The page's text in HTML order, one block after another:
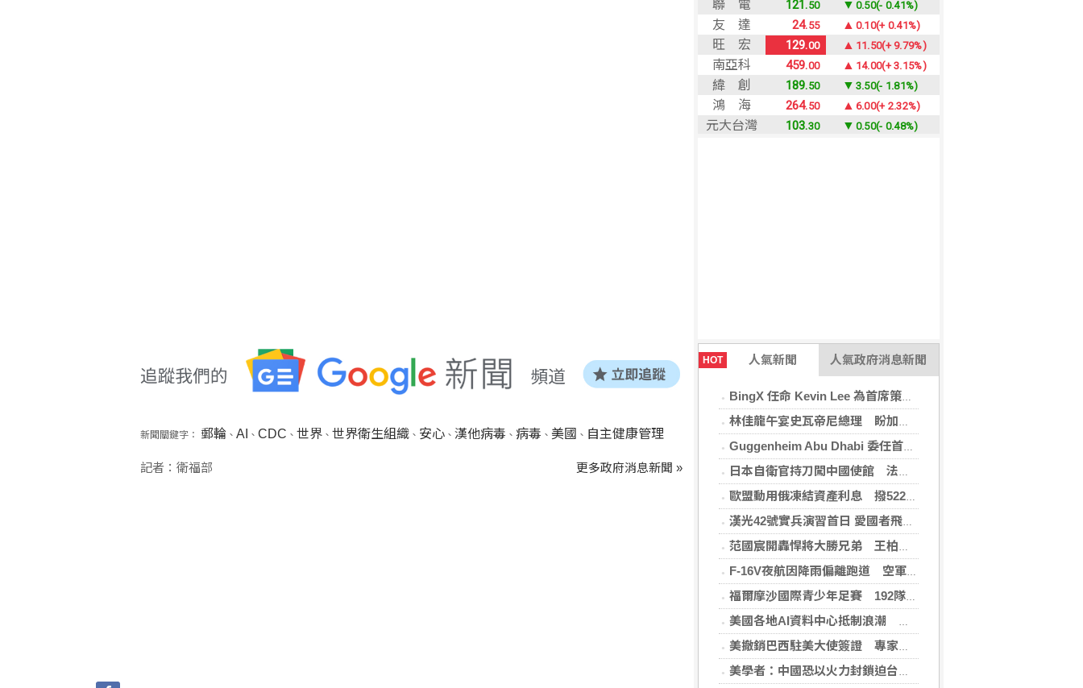
HOT 人氣新聞 人氣政府消息新聞
BingX 任命 Kevin Lee 為首席策略長，加速推進多資產、以用戶為核心的發展願景
林佳龍午宴史瓦帝尼總理 盼加強各領域雙邊合作
Guggenheim Abu Dhabi 委任首任館長
日本自衛官持刀闖中國使館 法庭上稱促中國改變外交
歐盟動用俄凍結資產利息 撥522億元援助烏克蘭
漢光42號實兵演習首日 愛國者飛彈車高雄罕見現蹤
范國宸開轟悍將大勝兄弟 王柏融再見安雄鷹擒猿
F-16V夜航因降雨偏離跑道 空軍：人員安全飛機輕損
福爾摩沙國際青少年足賽 192隊參賽規模創新高
美國各地AI資料中心抵制浪潮 川普指控北京煽動
美撤銷巴西駐美大使簽證 專家警告加劇外交僵局
美學者：中國恐以火力封鎖迫台屈服 降低國際介入可能
新聞關鍵字： 郵輪、 AI 、 CDC 、 世界、 世界衛生組織、 安心、 漢他病毒 、 病毒 、 美國 、 自主健康管理
記者：衛福部 更多政府消息新聞 »